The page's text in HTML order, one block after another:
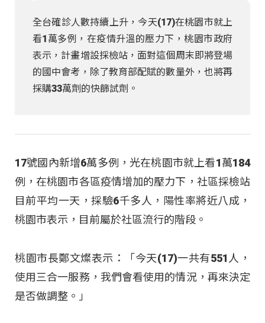
全台確診人數持續上升，今天(17)在桃園市就上
看1萬多例，在疫情升溫的壓力下，桃園市政府
表示，計畫增設採檢站，面對這個周末即將登場
的國中會考，除了教育部配賦的數量外，也將再
採購33萬劑的快篩試劑。
17號國內新增6萬多例，光在桃園市就上看1萬184
例，在桃園市各區疫情增加的壓力下，社區採檢站
目前平均一天，採驗6千多人，陽性率將近八成，
桃園市表示，目前屬於社區流行的階段。
桃園市長鄭文燦表示：「今天(17)一共有551人，
使用三合一服務，我們會看使用的情況，再來決定
是否做調整。」